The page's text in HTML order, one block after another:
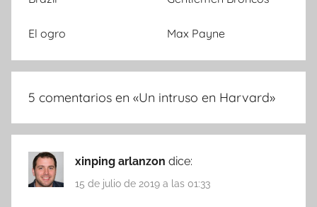
El ogro Max Payne
5 comentarios en «Un intruso en Harvard»
xinping arlanzon dice:
15 de julio de 2019 a las 01:33